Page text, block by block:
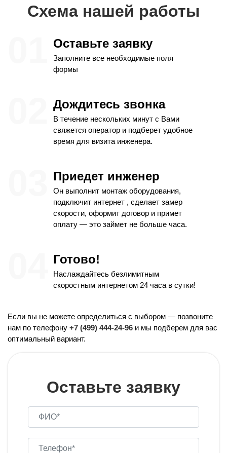
Схема нашей работы
Оставьте заявку
Заполните все необходимые поля
формы
Дождитесь звонка
В течение нескольких минут с Вами
свяжется оператор и подберет удобное
время для визита инженера.
Приедет инженер
Он выполнит монтаж оборудования,
подключит интернет , сделает замер
скорости, оформит договор и примет
оплату — это займет не больше часа.
Готово!
Наслаждайтесь безлимитным
скоростным интернетом 24 часа в сутки!
Если вы не можете определиться с выбором — позвоните
нам по телефону +7 (499) 444-24-96 и мы подберем для вас
оптимальный вариант.
Оставьте заявку